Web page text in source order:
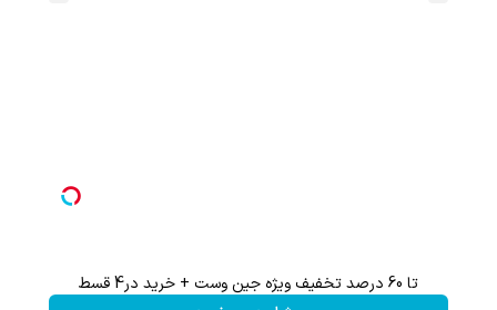
تا 60 درصد تخفیف ویژه جین وست + خرید در4 قسط